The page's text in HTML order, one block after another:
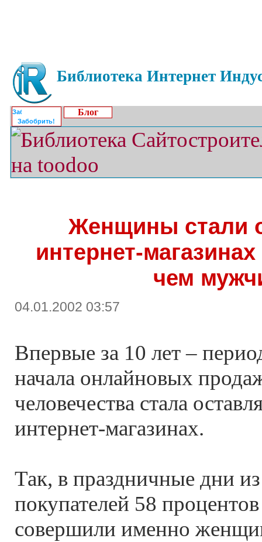
Библиотека Интернет
Забобрить!
Блог
Женщины стали
интернет-
чем
04.01.2002 03:57
Впервые за 10 лет –
начала онлайновых
человечества стала
интернет-магазинах.
Так, в праздничные дни
покупателей 58
совершили именно